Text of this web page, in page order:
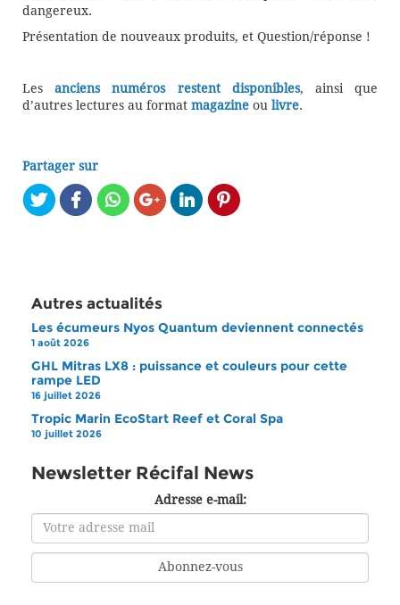
dangereux.
Présentation de nouveaux produits, et Question/réponse !
Lesanciens numéros restent disponibles, ainsi que
d’autres lectures au format magazine ou livre.
Partager sur
Autres actualités
Les écumeurs Nyos Quantum deviennent connectés
1 août 2026
GHL Mitras LX8 : puissance et couleurs pour cette
rampe LED
16 juillet 2026
Tropic Marin EcoStart Reef et Coral Spa
10 juillet 2026
Newsletter Récifal News
Adresse e-mail: